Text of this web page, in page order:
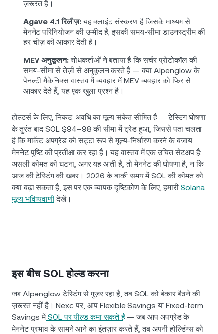
ज़रूरत है।
Agave 4.1 रिलीज़:यह क्लाइंट संस्करण है जिसके माध्यम से
मेननेट परिनियोजन की उम्मीद है; इसकी समय-सीमा डाउनस्ट्रीम की
हर चीज़ को आकार देती है।
MEV अनुकूलन:शोधकर्ताओं ने बताया है कि सर्चर प्रोटोकॉल की
समय-सीमा से तेज़ी से अनुकूलन करते हैं — क्या Alpenglow के
पेनल्टी मैकेनिक्स वास्तव में व्यवहार में MEV व्यवहार को फिर से
आकार देते हैं, यह एक खुला प्रश्न है।
होल्डर्स के लिए, निकट-अवधि का मूल्य संकेत सीमित है — टेस्टिंग घोषणा
के तुरंत बाद SOL $94–98 की सीमा में ट्रेड हुआ, जिससे पता चलता
है कि मार्केट अपग्रेड को सट्टा रूप से मूल्य-निर्धारण करने के बजाय
मेननेट पुष्टि की प्रतीक्षा कर रहा है। यह वास्तव में एक उचित सेटअप है:
असली कीमत की घटना, अगर यह आती है, तो मेननेट की घोषणा है, न कि
आज की टेस्टिंग की खबर। 2026 के बाकी समय में SOL की कीमत को
क्या बढ़ा सकता है, इस पर एक व्यापक दृष्टिकोण के लिए, हमारी Solana
मूल्य भविष्यवाणीदेखें।
इस बीच SOL होल्ड करना
जब Alpenglow टेस्टिंग से गुज़र रहा है, तब SOL को बेकार बैठने की
ज़रूरत नहीं है। Nexo पर, आप Flexible Savings या Fixed-term
Savings मेंSOL पर यील्ड कमा सकते हैं — जब आप अपग्रेड के
मेननेट प्रभाव के सामने आने का इंतज़ार करते हैं, तब अपनी होल्डिंग्स को